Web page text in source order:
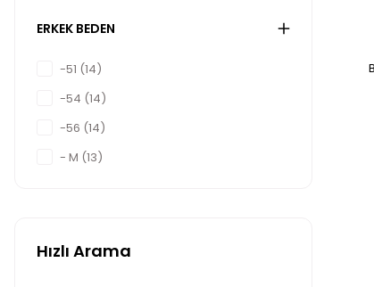
--HAKİ (1)
ERKEK BEDEN
-51 (14)
-54 (14)
-56 (14)
- M (13)
- S (10)
Hızlı Arama